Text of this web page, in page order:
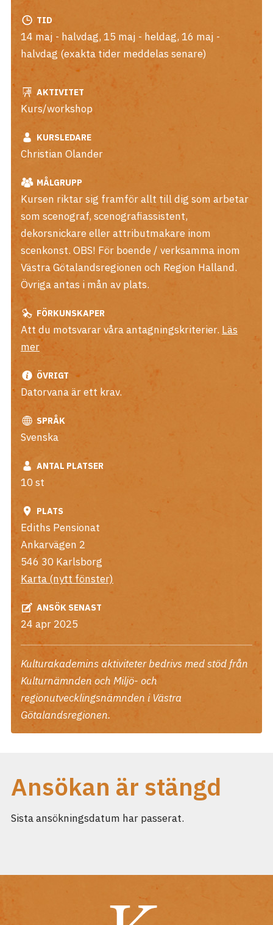
TID
14 maj - halvdag, 15 maj - heldag, 16 maj -
halvdag (exakta tider meddelas senare)
AKTIVITET
Kurs/workshop
KURSLEDARE
Christian Olander
MÅLGRUPP
Kursen riktar sig framför allt till dig som arbetar
som scenograf, scenografiassistent,
dekorsnickare eller attributmakare inom
scenkonst. OBS! För boende / verksamma inom
Västra Götalandsregionen och Region Halland.
Övriga antas i mån av plats.
FÖRKUNSKAPER
Att du motsvarar våra antagningskriterier. Läs
mer
ÖVRIGT
Datorvana är ett krav.
SPRÅK
Svenska
ANTAL PLATSER
10 st
PLATS
Ediths Pensionat
Ankarvägen 2
546 30 Karlsborg
Karta (nytt fönster)
ANSÖK SENAST
24 apr 2025
Kulturakademins aktiviteter bedrivs med stöd från
Kulturnämnden och Miljö- och
regionutvecklingsnämnden i Västra
Götalandsregionen.
Ansökan är stängd
Sista ansökningsdatum har passerat.